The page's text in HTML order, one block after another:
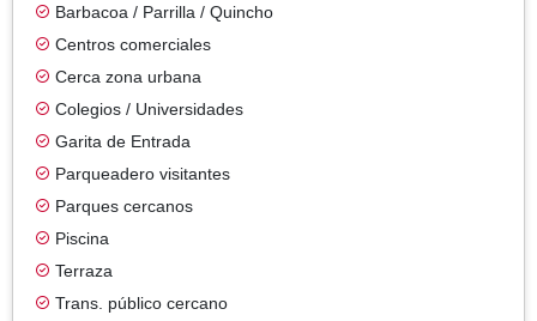
Barbacoa / Parrilla / Quincho
Centros comerciales
Cerca zona urbana
Colegios / Universidades
Garita de Entrada
Parqueadero visitantes
Parques cercanos
Piscina
Terraza
Trans. público cercano